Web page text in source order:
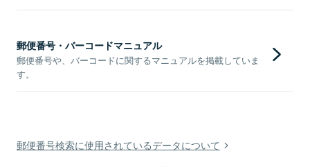
郵便番号・バーコードマニュアル
郵便番号や、バーコードに関するマニュアルを掲載していま
す。
郵便番号検索に使用されているデータについて